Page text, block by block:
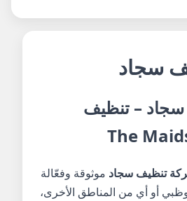
سجاد
– تنظيف
تنظيف سجاد موثوقة وفعّالة
أو أي من المناطق الأخرى،